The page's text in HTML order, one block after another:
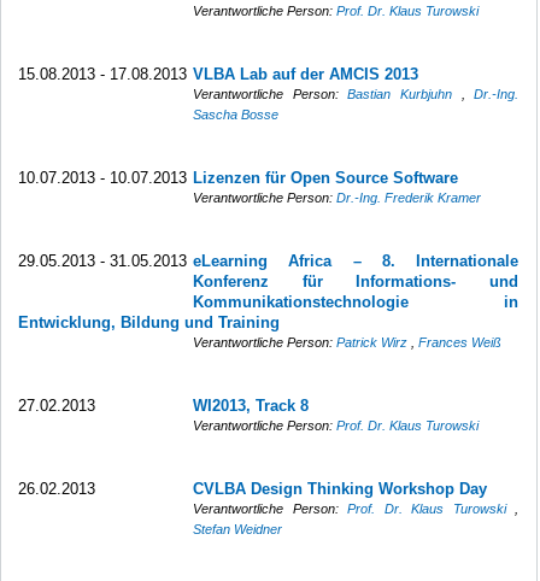
Verantwortliche Person:Prof. Dr. Klaus Turowski
15.08.2013 - 17.08.2013 VLBA Lab auf der AMCIS 2013
Verantwortliche Person:Bastian Kurbjuhn ,Dr.-Ing.
Sascha Bosse
10.07.2013 - 10.07.2013 Lizenzen für Open Source Software
Verantwortliche Person:Dr.-Ing. Frederik Kramer
29.05.2013 - 31.05.2013 eLearning Africa – 8. Internationale
Konferenz für Informations- und
Kommunikationstechnologie in
Entwicklung, Bildung und Training
Verantwortliche Person:Patrick Wirz ,Frances Weiß
27.02.2013 WI2013, Track 8
Verantwortliche Person:Prof. Dr. Klaus Turowski
26.02.2013 CVLBA Design Thinking Workshop Day
Verantwortliche Person:Prof. Dr. Klaus Turowski
Stefan Weidner